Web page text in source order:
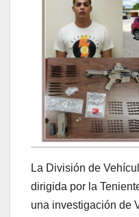
La División de
dirigida por la
una investigación de